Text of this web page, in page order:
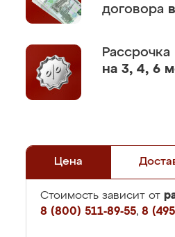
договора
Рассрочка
на 3, 4, 6
Цена
Стоимость зависит от
8 (800) 511-89-55, 8